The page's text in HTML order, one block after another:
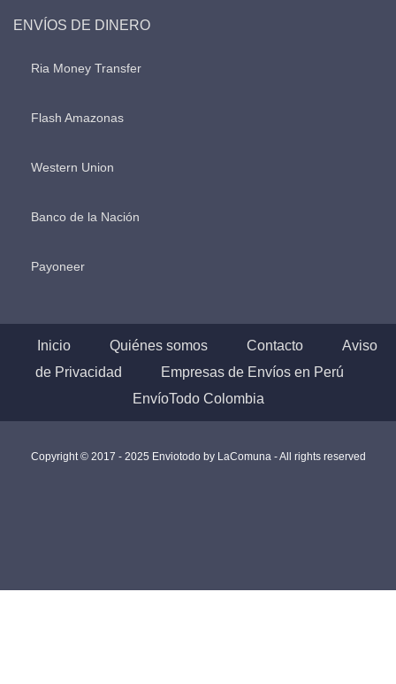
ENVÍOS DE DINERO
Ria Money Transfer
Flash Amazonas
Western Union
Banco de la Nación
Payoneer
Inicio Quiénes somos Contacto
Aviso
de Privacidad
Empresas de Envíos en Perú
EnvíoTodo Colombia
Copyright © 2017 - 2025 Enviotodo by LaComuna- All rights reserved